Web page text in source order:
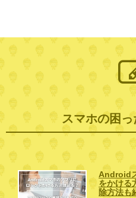
スマホの困
Android
をかける
除方法も